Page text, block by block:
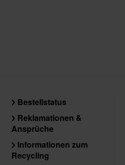
Bestellstatus
Reklamationen &
Ansprüche
Informationen zum
Recycling